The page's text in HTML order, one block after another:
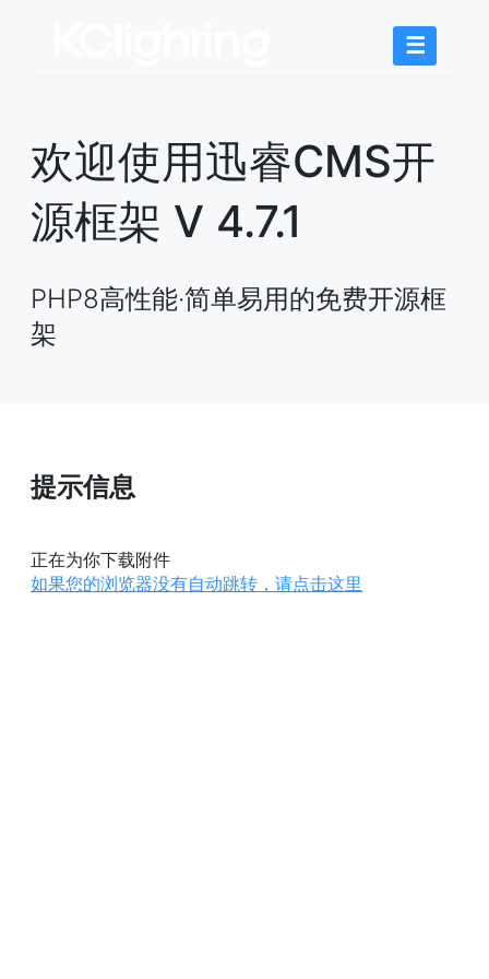
☰
欢迎使用迅睿CMS开
源框架 V 4.7.1
PHP8高性能·简单易用的免费开源框
架
提示信息
正在为你下载附件
如果您的浏览器没有自动跳转，请点击这里